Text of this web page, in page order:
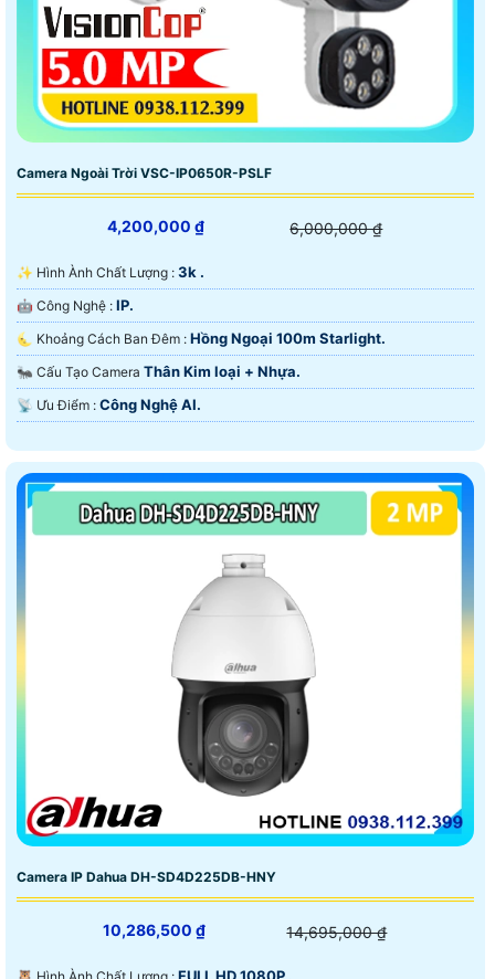
Camera Ngoài Trời VSC-IP0650R-PSLF
4,200,000 ₫ 6,000,000 ₫
✨ Hình Ành Chất Lượng : 3k .
🤖️ Công Nghệ : IP.
🌜 Khoảng Cách Ban Đêm : Hồng Ngoại 100m Starlight.
🐜 Cấu Tạo Camera Thân Kim loại + Nhựa.
️📡 Ưu Điểm : Công Nghệ AI.
Camera IP Dahua DH-SD4D225DB-HNY
10,286,500 ₫ 14,695,000 ₫